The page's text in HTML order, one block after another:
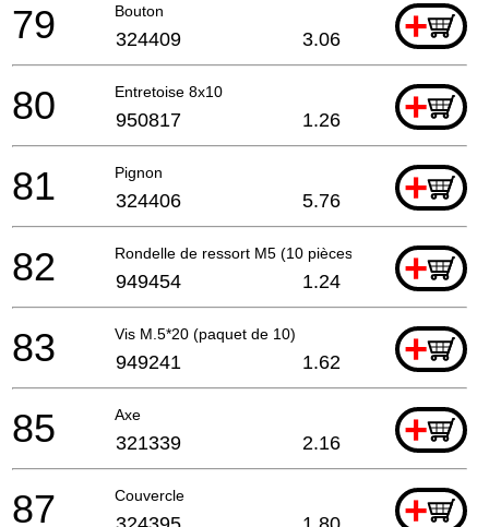
Bouton +
79 324409 3.06
Entretoise 8x10 +
80 950817 1.26
Pignon +
81 324406 5.76
Rondelle de ressort M5 (10 pièces) +
82 949454 1.24
Vis M.5*20 (paquet de 10) +
83 949241 1.62
Axe +
85 321339 2.16
Couvercle +
87